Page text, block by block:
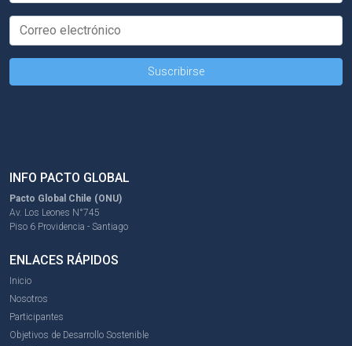
INFO PACTO GLOBAL
Pacto Global Chile (ONU)
Av. Los Leones N°745
Piso 6 Providencia - Santiago
ENLACES RÁPIDOS
Inicio
Nosotros
Participantes
Objetivos de Desarrollo Sostenible